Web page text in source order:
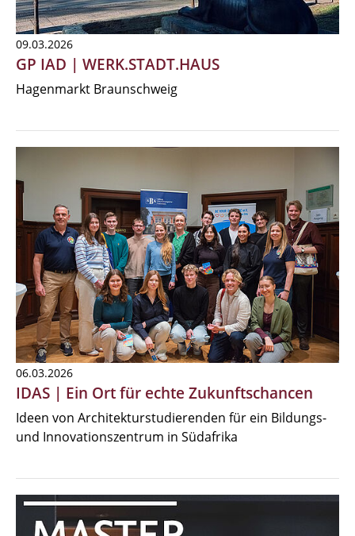
09.03.2026
GP IAD | WERK.STADT.HAUS
Hagenmarkt Braunschweig
06.03.2026
IDAS | Ein Ort für echte Zukunftschancen
Ideen von Architekturstudierenden für ein Bildungs-
und Innovationszentrum in Südafrika